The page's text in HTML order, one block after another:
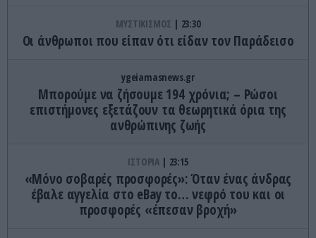
ΜΥΣΤΙΚΙΣΜΟΣ 23:30
Οι άνθρωποι που είπαν ότι είδαν τον Παράδεισο
ygeiamasnews.gr
Μπορούμε να ζήσουμε 194 χρόνια; – Ρώσοι
επιστήμονες εξετάζουν τα θεωρητικά όρια της
ανθρώπινης ζωής
ΙΣΤΟΡΙΑ 23:15
«Μόνο σοβαρές προσφορές»: Όταν ένας άνδρας
έβαλε αγγελία στο eBay το… νεφρό του και οι
προσφορές «έπεσαν βροχή»